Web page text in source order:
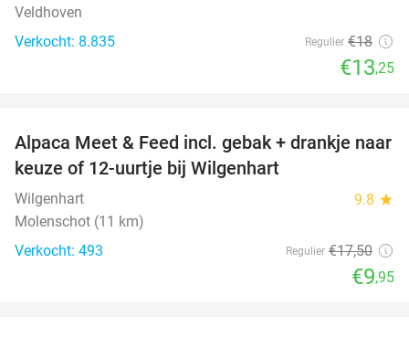
Veldhoven
Verkocht: 8.835
Regulier €18
€13,25
43%
Alpaca Meet & Feed incl. gebak + drankje naar
keuze of 12-uurtje bij Wilgenhart
Wilgenhart 9.8 star
Molenschot (11 km)
Verkocht: 493
Regulier €17,50
€9,95